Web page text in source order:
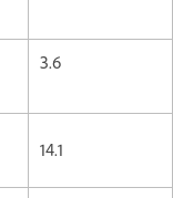
3.6
14.1